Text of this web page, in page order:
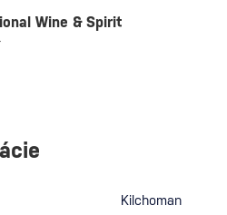
Wine & Spirit
Kilchoman